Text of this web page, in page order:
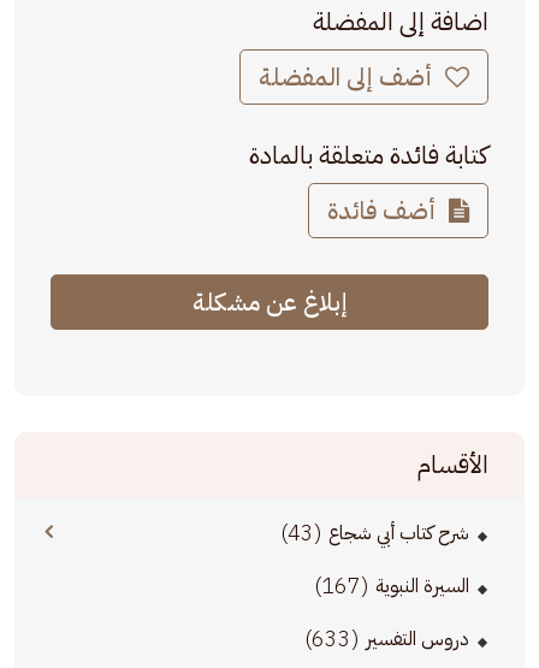
اضافة إلى المفضلة
أضف إلى المفضلة
كتابة فائدة متعلقة بالمادة
أضف فائدة
إبلاغ عن مشكلة
الأقسام
شرح كتاب أبي شجاع (43)
السيرة النبوية (167)
دروس التفسير (633)